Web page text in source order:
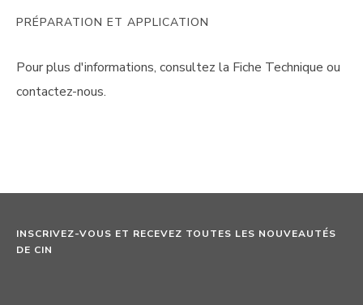
PRÉPARATION ET APPLICATION
Pour plus d'informations, consultez la Fiche Technique ou
contactez-nous.
INSCRIVEZ-VOUS ET RECEVEZ TOUTES LES NOUVEAUTÉS
DE CIN